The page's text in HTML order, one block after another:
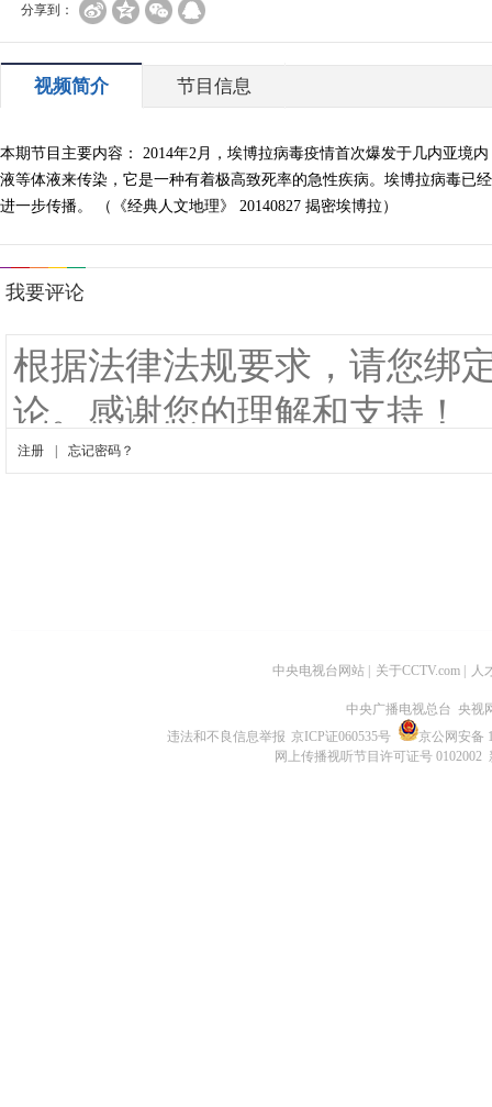
分享到：
视频简介 节目信息
本期节目主要内容： 2014年2月，埃博拉病毒疫情首次爆发于几内亚境
液等体液来传染，它是一种有着极高致死率的急性疾病。埃博拉病毒已
进一步传播。 （《经典人文地理》 20140827 揭密埃博拉）
中央电视台网站 关于CCTV.com 人
中央广播电视总台 央视
违法和不良信息举报 京ICP证060535号
京公网安备
网上传播视听节目许可证号 0102002